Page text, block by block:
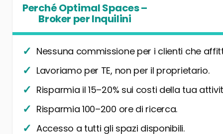
Perché Optimal Spaces –
Broker per Inquilini
Nessuna commissione per i clienti che
Lavoriamo per TE, non per il proprietario.
Risparmia il 15–20% sui costi della tua
Risparmia 100–200 ore di ricerca.
Accesso a tutti gli spazi disponibili.